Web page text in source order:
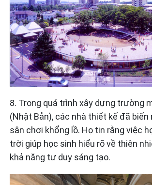
8. Trong quá trình xây dựng trường
(Nhật Bản), các nhà thiết kế đã biến
sân chơi khổng lồ. Họ tin rằng việc
trời giúp học sinh hiểu rõ về thiên
khả năng tư duy sáng tạo.